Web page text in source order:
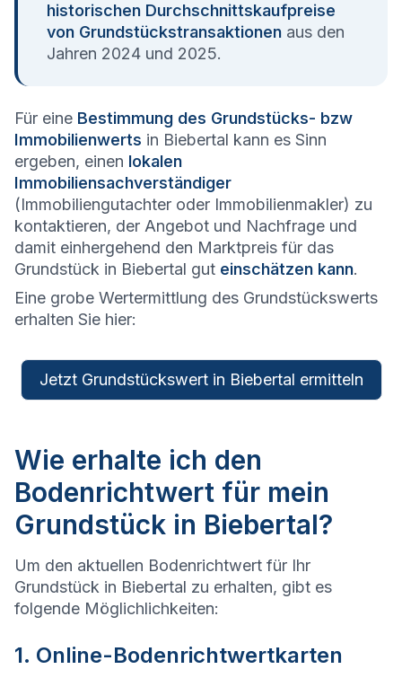
historischen Durchschnittskaufpreise
von Grundstückstransaktionen aus den
Jahren 2024 und 2025.
Für eine Bestimmung des Grundstücks- bzw
Immobilienwerts in Biebertal kann es Sinn
ergeben, einen lokalen
Immobiliensachverständiger
(Immobiliengutachter oder Immobilienmakler) zu
kontaktieren, der Angebot und Nachfrage und
damit einhergehend den Marktpreis für das
Grundstück in Biebertal gut einschätzen kann.
Eine grobe Wertermittlung des Grundstückswerts
erhalten Sie hier:
Jetzt Grundstückswert in Biebertal ermitteln
Wie erhalte ich den
Bodenrichtwert für mein
Grundstück in Biebertal?
Um den aktuellen Bodenrichtwert für Ihr
Grundstück in Biebertal zu erhalten, gibt es
folgende Möglichlichkeiten:
1. Online-Bodenrichtwertkarten